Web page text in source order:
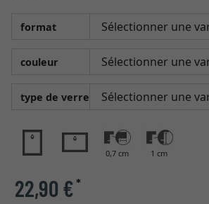
format
couleur
type de verre
0,7 cm 1 cm
22,90 €*